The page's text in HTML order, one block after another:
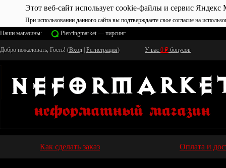
Этот веб-сайт использует cookie-файлы и сервис Яндекс
При использовании данного сайта вы подтверждаете свое согласие на
Наши магазины:
Piercingmarket — пирсинг
Добро пожаловать, Гость! (Вход Регистрация) У вас 0 ₽ бонусов
Как сделать заказ Оплата и